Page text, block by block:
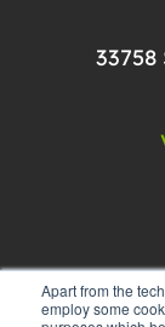
Apart from the
employ some